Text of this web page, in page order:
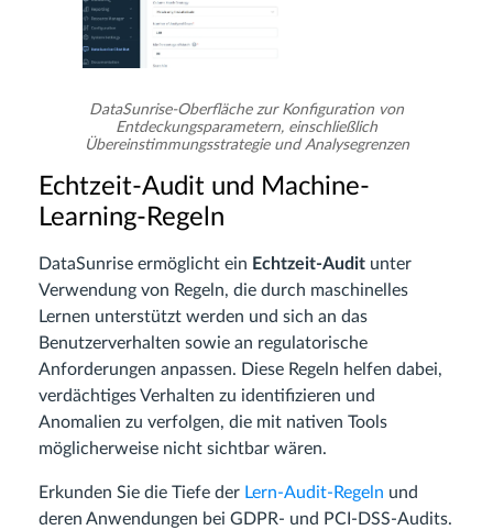
DataSunrise-Oberfläche zur Konfiguration von
Entdeckungsparametern, einschließlich
Übereinstimmungsstrategie und Analysegrenzen
Echtzeit-Audit und Machine-
Learning-Regeln
DataSunrise ermöglicht ein Echtzeit-Audit unter
Verwendung von Regeln, die durch maschinelles
Lernen unterstützt werden und sich an das
Benutzerverhalten sowie an regulatorische
Anforderungen anpassen. Diese Regeln helfen dabei,
verdächtiges Verhalten zu identifizieren und
Anomalien zu verfolgen, die mit nativen Tools
möglicherweise nicht sichtbar wären.
Erkunden Sie die Tiefe der Lern-Audit-Regeln und
deren Anwendungen bei GDPR- und PCI-DSS-Audits.